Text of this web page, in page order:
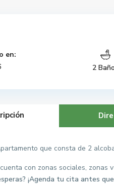
en:
2
que consta de 2
con zonas sociales, zonas
¡Agenda tu cita antes